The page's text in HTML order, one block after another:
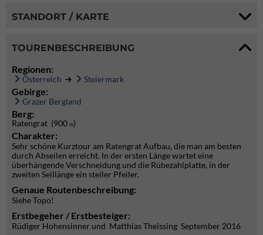
STANDORT / KARTE
TOURENBESCHREIBUNG
Regionen:
Österreich Steiermark
Gebirge:
Grazer Bergland
Berg:
Ratengrat (900 m)
Charakter:
Sehr schöne Kurztour am Ratengrat Aufbau, die man am besten
durch Abseilen erreicht. In der ersten Länge wartet eine
überhängende Verschneidung und die Rübezahlplatte, in der
zweiten Seillänge ein steiler Pfeiler.
Genaue Routenbeschreibung:
Siehe Topo!
Erstbegeher / Erstbesteiger:
Rüdiger Hohensinner und Matthias Theissing September 2016